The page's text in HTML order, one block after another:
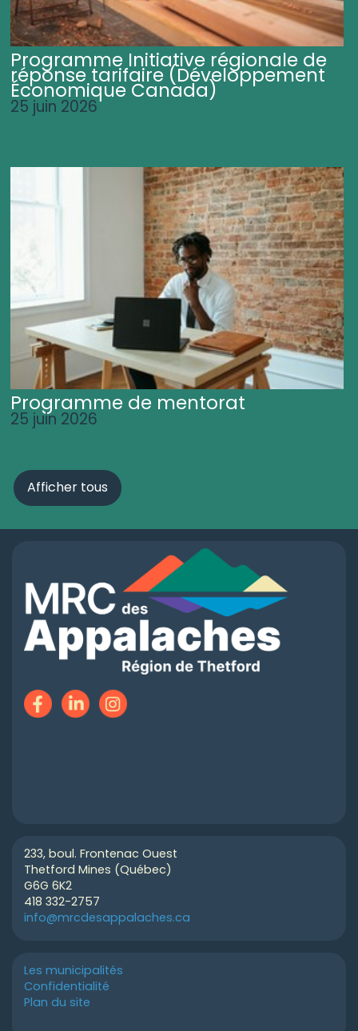
Programme Initiative régionale de
réponse tarifaire (Développement
Économique Canada)
25 juin 2026
Programme de mentorat
25 juin 2026
Afficher tous
233, boul. Frontenac Ouest
Thetford Mines (Québec)
G6G 6K2
418 332-2757
info@mrcdesappalaches.ca
Les municipalités
Confidentialité
Plan du site